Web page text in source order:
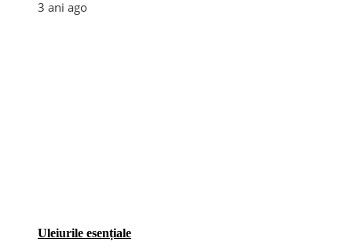
3 ani ago
Uleiurile esențiale